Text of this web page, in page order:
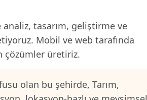
tasarım, geliştirme ve
Mobil ve web tarafında
çözümler üretiriz.
olan bu şehirde, Tarım,